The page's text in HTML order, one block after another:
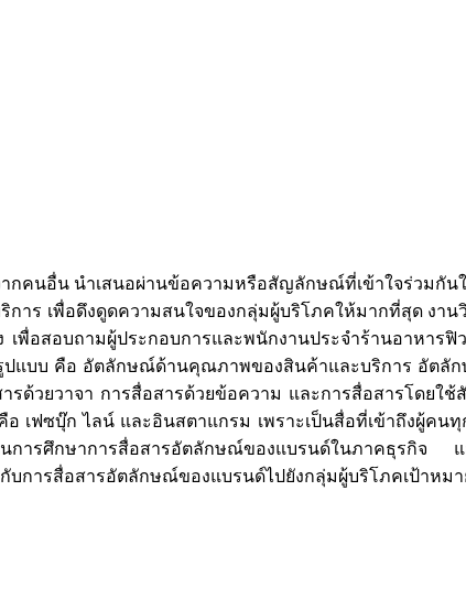
อื่น นำเสนอผ่านข้อความหรือสัญลักษณ์ที่เข้าใจร่วมกัน
าร เพื่อดึงดูดความสนใจของกลุ่มผู้บริโภคให้มากที่สุด งา
พื่อสอบถามผู้ประกอบการและพนักงานประจำร้านอาหา
แบบ คือ อัตลักษณ์ด้านคุณภาพของสินค้าและบริการ อัต
ด้วยวาจา การสื่อสารด้วยข้อความ และการสื่อสารโดย
ฟซบุ๊ก ไลน์ และอินสตาแกรม เพราะเป็นสื่อที่เข้าถึงผู้คน
ารศึกษาการสื่อสารอัตลักษณ์ของแบรนด์ในภาคธุรกิจ แ
การสื่อสารอัตลักษณ์ของแบรนด์ไปยังกลุ่มผู้บริโภคเป้าหมา